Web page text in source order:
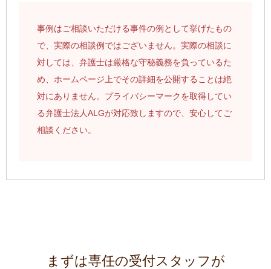
事例はご相談いただける事件の例として挙げたもの
で、実際の相談例ではございません。実際の相談に
対しては、弁護士は厳格な守秘義務を負っているた
め、ホームページ上でその詳細を公開することは絶
対にありません。プライバシーマークを取得してい
る弁護士法人ALGが対応致しますので、安心してご
相談ください。
まずは専任の受付スタッフが